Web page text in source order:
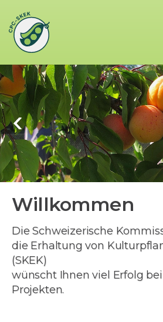
Willkommen
Die Schweizerische
die Erhaltung von
(SKEK)
wünscht Ihnen viel Erfolg
Projekten.